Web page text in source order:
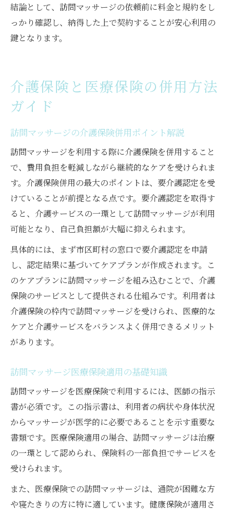
結論として、訪問マッサージの依頼前に料金と規約をし
っかり確認し、納得した上で契約することが安心利用の
鍵となります。
介護保険と医療保険の併用方法
ガイド
訪問マッサージの介護保険併用ポイント解説
訪問マッサージを利用する際に介護保険を併用すること
で、費用負担を軽減しながら継続的なケアを受けられま
す。介護保険併用の最大のポイントは、要介護認定を受
けていることが前提となる点です。要介護認定を取得す
ると、介護サービスの一環として訪問マッサージが利用
可能となり、自己負担額が大幅に抑えられます。
具体的には、まず市区町村の窓口で要介護認定を申請
し、認定結果に基づいてケアプランが作成されます。こ
のケアプランに訪問マッサージを組み込むことで、介護
保険のサービスとして提供される仕組みです。利用者は
介護保険の枠内で訪問マッサージを受けられ、医療的な
ケアと介護サービスをバランスよく併用できるメリット
があります。
訪問マッサージ医療保険適用の基礎知識
訪問マッサージを医療保険で利用するには、医師の指示
書が必須です。この指示書は、利用者の病状や身体状況
からマッサージが医学的に必要であることを示す重要な
書類です。医療保険適用の場合、訪問マッサージは治療
の一環として認められ、保険料の一部負担でサービスを
受けられます。
また、医療保険での訪問マッサージは、通院が困難な方
や寝たきりの方に特に適しています。健康保険が適用さ